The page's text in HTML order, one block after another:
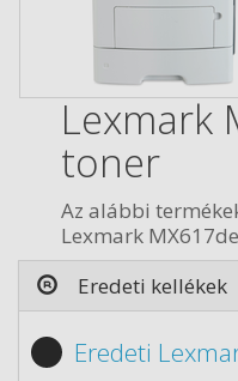
Lexmark
toner
Az alábbi
Lexmark
Eredeti kellékek
Eredeti